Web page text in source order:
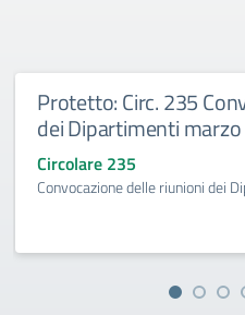
Protetto: Circ. 235
dei Dipartimenti
Circolare 235
Convocazione delle riunioni dei